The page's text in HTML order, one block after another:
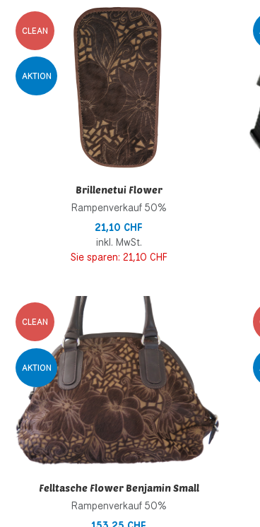
CLEAN
AKTION
Zur
Zur
Brillenetui Flower
Rampenverkauf 50%
21,10 CHF
inkl. MwSt.
Sie sparen: 21,10 CHF
CLEAN
AKTION
Zur
Zur
Felltasche Flower Benjamin Small
Rampenverkauf 50%